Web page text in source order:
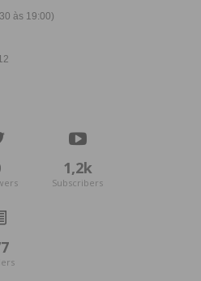
1,2k
Subscribers